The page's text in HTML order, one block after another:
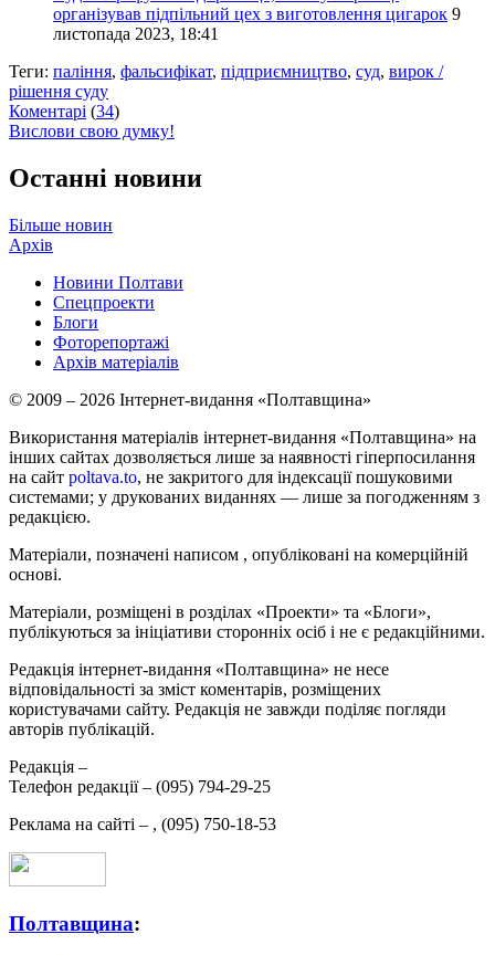
організував підпільний цех з виготовлення цигарок 9
листопада 2023, 18:41
Теги: паління, фальсифікат, підприємництво, суд, вирок /
рішення суду
Коментарі (34)
Вислови свою думку!
Останні новини
Більше новин
Архів
Новини Полтави
Спецпроекти
Блоги
Фоторепортажі
Архів матеріалів
© 2009 – 2026 Інтернет-видання «Полтавщина»
Використання матеріалів інтернет-видання «Полтавщина» на
інших сайтах дозволяється лише за наявності гіперпосилання
на сайт poltava.to, не закритого для індексації пошуковими
системами; у друкованих виданнях — лише за погодженням з
редакцією.
Матеріали, позначені написом , опубліковані на комерційній
основі.
Матеріали, розміщені в розділах «Проекти» та «Блоги»,
публікуються за ініціативи сторонніх осіб і не є редакційними.
Редакція інтернет-видання «Полтавщина» не несе
відповідальності за зміст коментарів, розміщених
користувачами сайту. Редакція не завжди поділяє погляди
авторів публікацій.
Редакція –
Телефон редакції – (095) 794-29-25
Реклама на сайті – , (095) 750-18-53
Полтавщина: